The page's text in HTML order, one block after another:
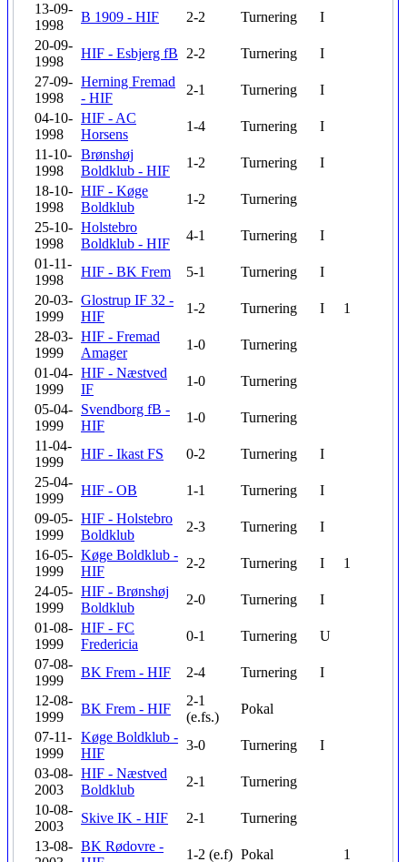
13-09-
1998
B 1909 - HIF 2-2 Turnering
I
20-09-
1998
HIF - Esbjerg fB 2-2 Turnering
I
27-09-
1998
Herning Fremad
- HIF
2-1 Turnering
I
04-10-
1998
HIF - AC
Horsens
1-4 Turnering
I
11-10-
1998
Brønshøj
Boldklub - HIF
1-2 Turnering
I
18-10-
1998
HIF - Køge
Boldklub
1-2
Turnering
25-10-
1998
Holstebro
Boldklub - HIF
4-1 Turnering
I
01-11-
1998
HIF - BK Frem 5-1 Turnering
I
20-03-
1999
Glostrup IF 32 -
HIF
1-2 Turnering I
1
28-03-
1999
HIF - Fremad
Amager
1-0
Turnering
01-04-
1999
HIF - Næstved
IF
1-0
Turnering
05-04-
1999
Svendborg fB -
HIF
1-0
Turnering
11-04-
1999
HIF - Ikast FS 0-2 Turnering
I
25-04-
1999
HIF - OB 1-1 Turnering
I
09-05-
1999
HIF - Holstebro
Boldklub
2-3 Turnering
I
16-05-
1999
Køge Boldklub -
HIF
2-2 Turnering I
1
24-05-
1999
HIF - Brønshøj
Boldklub
2-0 Turnering
I
01-08-
1999
HIF - FC
Fredericia
0-1 Turnering
U
07-08-
1999
BK Frem - HIF 2-4 Turnering
I
12-08-
1999
BK Frem - HIF
2-1
(e.fs.)
Pokal
07-11-
1999
Køge Boldklub -
HIF
3-0 Turnering
I
03-08-
2003
HIF - Næstved
Boldklub
2-1
Turnering
10-08-
2003
Skive IK - HIF 2-1
Turnering
13-08- BK Rødovre -
1-2 (e.f) Pokal
1